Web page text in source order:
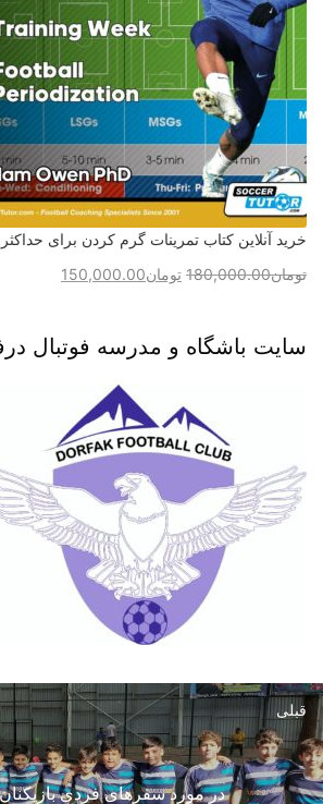
خرید آنلاین کتاب تمرینات گرم کردن برای
تومان180,000.00 تومان150,000.00
سایت باشگاه و مدرسه فوتبال
قبلی
در مورد سفرهای فردی